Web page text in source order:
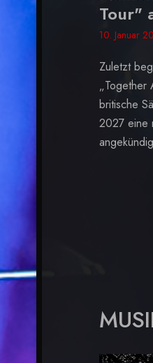
Tour"
10. Januar
Zuletzt
„Together
britische
2027 eine